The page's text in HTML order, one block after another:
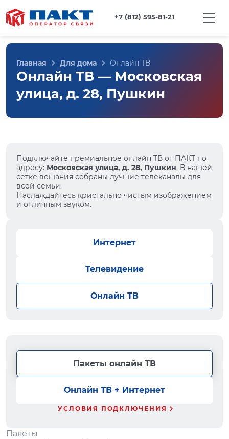
+7 (812) 595-81-21
Главная Для дома Онлайн ТВ
Онлайн ТВ — Московская
улица, д. 28, Пушкин
Подключайте премиальное онлайн ТВ от ПАКТ по
адресу: Московская улица, д. 28, Пушкин. В нашей
сетке вещания собраны лучшие телеканалы для
всей семьи.
Наслаждайтесь кристально чистым изображением
и отличным звуком.
Интернет
Телевидение
Онлайн ТВ
Пакеты онлайн ТВ
Онлайн ТВ + Интернет
УСЛОВИЯ ПОДКЛЮЧЕНИЯ
Пакеты